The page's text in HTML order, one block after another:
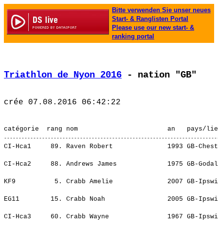
Bitte verwenden Sie unser neues
Start- & Ranglisten Portal
Please use our new start- &
ranking portal
Triathlon de Nyon 2016 - nation "GB"
CI-Hca1     89. Raven Robert              1993 GB-
CI-Hca2     88. Andrews James             1975 GB-
KF9          5. Crabb Amelie              2007
EG11        15. Crabb Noah                2005
CI-Hca3     60. Crabb Wayne               1967 GB-